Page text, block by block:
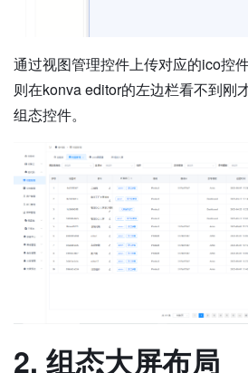
通过视图管理控件上传对应的ico控
则在konva editor的左边栏看不到刚
组态控件。
2. 组态大屏布局